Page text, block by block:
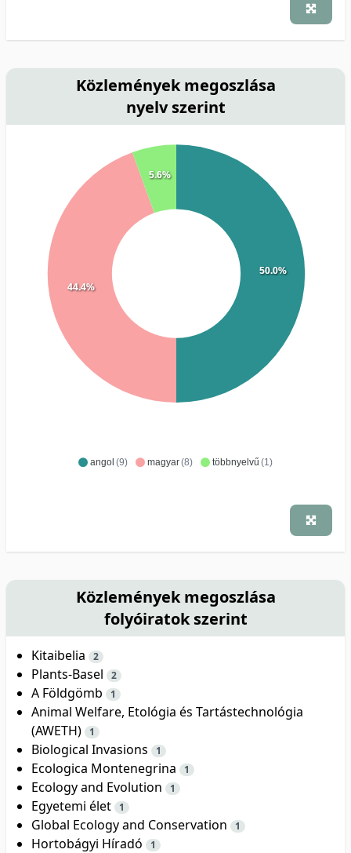
Közlemények megoszlása
nyelv szerint
angol (9) magyar(8) többnyelvű (1)
50.0%
44.4%
5.6%
Közlemények megoszlása
folyóiratok szerint
Kitaibelia 2
Plants-Basel 2
A Földgömb 1
Animal Welfare, Etológia és Tartástechnológia
(AWETH)
1
Biological Invasions 1
Ecologica Montenegrina 1
Ecology and Evolution 1
Egyetemi élet 1
Global Ecology and Conservation 1
Hortobágyi Híradó 1